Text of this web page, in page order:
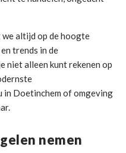
altijd op de hoogte
trends in de
niet alleen kunt rekenen op
in Doetinchem of omgeving
nemen